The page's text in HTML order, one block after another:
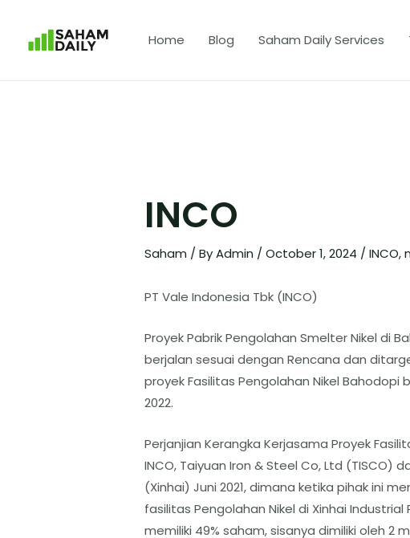
Home Blog Saham Daily Services
INCO
Saham / ByAdmin / October 1, 2024 / INCO,
PT Vale Indonesia Tbk (INCO)
Proyek Pabrik Pengolahan Smelter Nikel di
berjalan sesuai dengan Rencana dan
proyek Fasilitas Pengolahan Nikel Bahodopi
2022.
Perjanjian Kerangka Kerjasama Proyek
INCO, Taiyuan Iron & Steel Co, Ltd (TISCO)
(Xinhai) Juni 2021, dimana ketika pihak ini
fasilitas Pengolahan Nikel di Xinhai Industrial
memiliki 49% saham, sisanya dimiliki oleh 2